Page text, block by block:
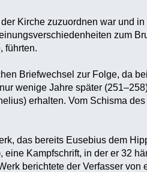
Kirche zuzuordnen war und in
zum
führten.
Briefwechsel zur Folge, da
wenige Jahre später
erhalten. Vom Schisma
das bereits Eusebius dem
eine Kampfschrift, in der er 32
berichtete der Verfasser von